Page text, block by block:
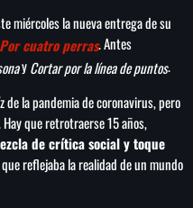
SEARCH
frenan soberanía
miércoles la nueva entrega de su
Por cuatro perras. Antes
yCortar por la línea de puntos.
de la pandemia de coronavirus, pero
que retrotraerse 15 años,
de crítica social y toque
reflejaba la realidad de un mundo